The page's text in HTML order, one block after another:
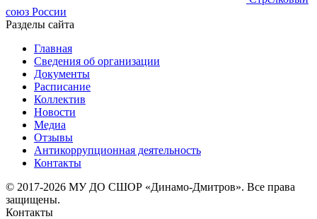
союз России
Разделы сайта
Главная
Сведения об организации
Документы
Расписание
Коллектив
Новости
Медиа
Отзывы
Антикоррупционная деятельность
Контакты
© 2017-2026 МУ ДО СШОР «Динамо-Дмитров». Все права
защищены.
Контакты